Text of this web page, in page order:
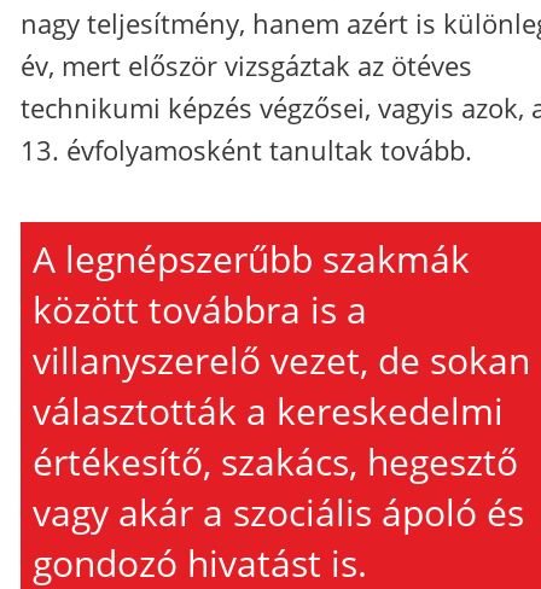
nagy teljesítmény, hanem azért is
év, mert először vizsgáztak az ötéves
technikumi képzés végzősei, vagyis azok,
13. évfolyamosként tanultak tovább.
A legnépszerűbb szakmák
között továbbra is a
villanyszerelő vezet, de sokan
választották a kereskedelmi
értékesítő, szakács, hegesztő
vagy akár a szociális ápoló és
gondozó hivatást is.